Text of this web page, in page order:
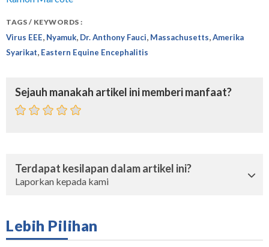
TAGS / KEYWORDS :
Virus EEE, Nyamuk, Dr. Anthony Fauci, Massachusetts,Amerika
Syarikat, Eastern Equine Encephalitis
Sejauh manakah artikel ini memberi manfaat?
Terdapat kesilapan dalam artikel ini?
Laporkan kepada kami
Lebih Pilihan